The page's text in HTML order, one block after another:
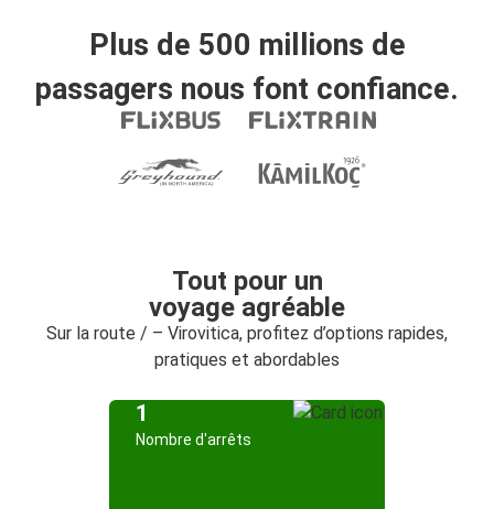
Plus de 500 millions de
passagers nous font confiance.
Tout pour un
voyage agréable
Sur la route / – Virovitica, profitez d’options rapides,
pratiques et abordables
1
Nombre d'arrêts